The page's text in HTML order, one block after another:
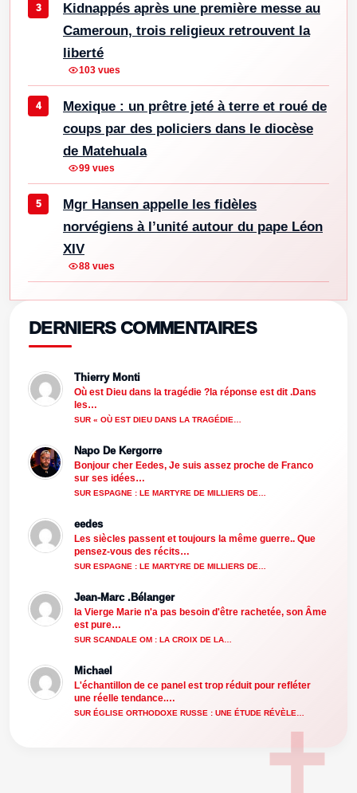
Kidnappés après une première messe au
Cameroun, trois religieux retrouvent la
liberté
103 vues
Mexique : un prêtre jeté à terre et roué de
coups par des policiers dans le diocèse
de Matehuala
99 vues
Mgr Hansen appelle les fidèles
norvégiens à l’unité autour du pape Léon
XIV
88 vues
DERNIERS COMMENTAIRES
Thierry Monti
Où est Dieu dans la tragédie ?la réponse est dit .Dans
les…
SUR « OÙ EST DIEU DANS LA TRAGÉDIE…
Napo De Kergorre
Bonjour cher Eedes, Je suis assez proche de Franco
sur ses idées…
SUR ESPAGNE : LE MARTYRE DE MILLIERS DE…
eedes
Les siècles passent et toujours la même guerre.. Que
pensez-vous des récits…
SUR ESPAGNE : LE MARTYRE DE MILLIERS DE…
Jean-Marc .Bélanger
la Vierge Marie n'a pas besoin d'être rachetée, son Âme
est pure…
SUR SCANDALE OM : LA CROIX DE LA…
Michael
L'échantillon de ce panel est trop réduit pour refléter
une réelle tendance.…
SUR ÉGLISE ORTHODOXE RUSSE : UNE ÉTUDE RÉVÈLE…